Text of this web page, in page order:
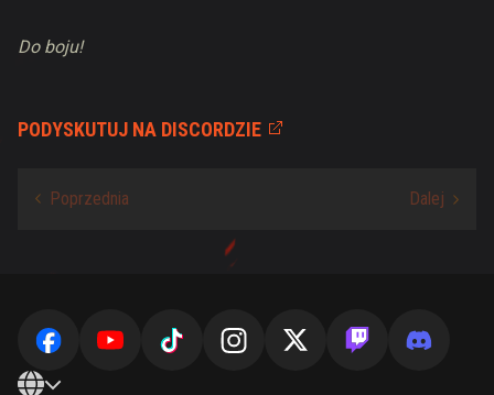
Do boju!
PODYSKUTUJ NA DISCORDZIE